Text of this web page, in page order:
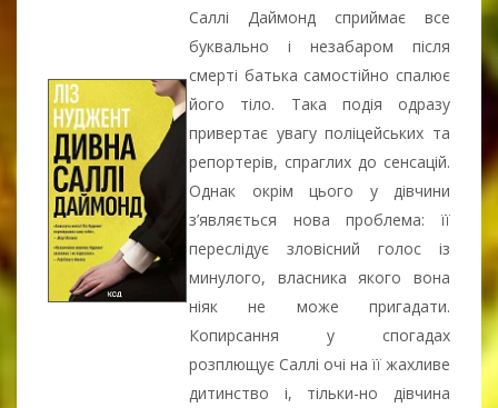
Саллі Даймонд сприймає все
буквально і незабаром після
смерті батька самостійно спалює
його тіло. Така подія одразу
привертає увагу поліцейських та
репортерів, спраглих до сенсацій.
Однак окрім цього у дівчини
з’являється нова проблема: її
переслідує зловісний голос із
минулого, власника якого вона
ніяк не може пригадати.
Копирсання у спогадах
розплющує Саллі очі на її жахливе
дитинство і, тільки-но дівчина